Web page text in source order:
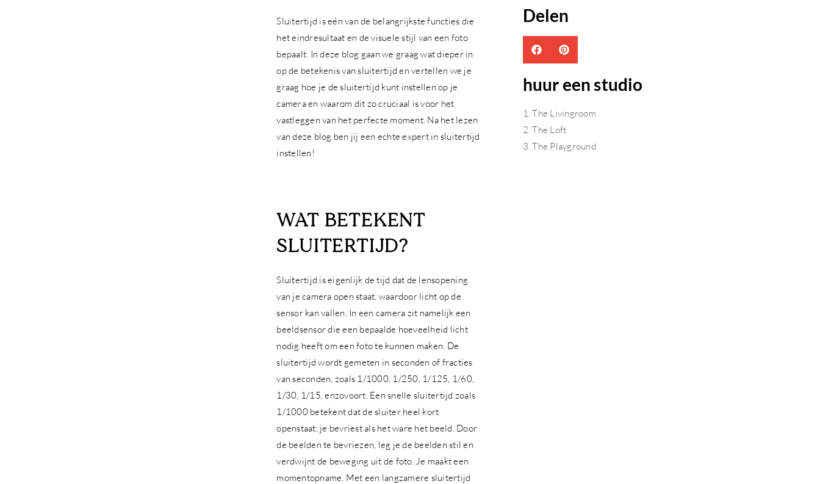
Sluitertijd is eén van de belangrijkste functies die
het eindresultaat en de visuele stijl van een foto
bepaalt. In deze blog gaan we graag wat dieper in
op de betekenis van sluitertijd en vertellen we je
graag hoe je de sluitertijd kunt instellen op je
camera en waarom dit zo cruciaal is voor het
vastleggen van het perfecte moment. Na het lezen
van deze blog ben jij een echte expert in sluitertijd
instellen!
WAT BETEKENT
SLUITERTIJD?
Sluitertijd is eigenlijk de tijd dat de lensopening
van je camera open staat, waardoor licht op de
sensor kan vallen. In een camera zit namelijk een
beeldsensor die een bepaalde hoeveelheid licht
nodig heeft om een foto te kunnen maken. De
sluitertijd wordt gemeten in seconden of fracties
van seconden, zoals 1/1000, 1/250, 1/125, 1/60,
1/30, 1/15, enzovoort. Een snelle sluitertijd zoals
1/1000 betekent dat de sluiter heel kort
openstaat, je bevriest als het ware het beeld. Door
de beelden te bevriezen, leg je de beelden stil en
verdwijnt de beweging uit de foto. Je maakt een
momentopname. Met een langzamere sluitertijd
Delen
huur een studio
1. The Livingroom
2. The Loft
3. The Playground